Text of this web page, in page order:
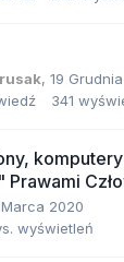
, 19
341
Prawami
2020
wyświetleń